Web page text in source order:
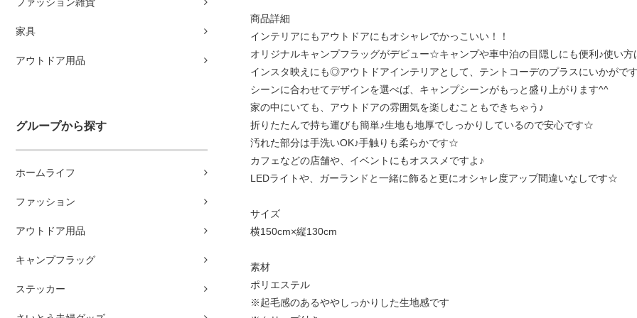
家具
アウトドア用品
グループから探す
ホームライフ
ファッション
アウトドア用品
キャンプフラッグ
ステッカー
商品詳細
インテリアにもアウトドアにもオシャレでかっこいい！！
オリジナルキャンプフラッグがデビュー☆キャンプや車中泊の目隠しにも便利♪使い
インスタ映えにも◎アウトドアインテリアとして、テントコーデのプラスにいかがで
シーンに合わせてデザインを選べば、キャンプシーンがもっと盛り上がります^^
家の中にいても、アウトドアの雰囲気を楽しむこともできちゃう♪
折りたたんで持ち運びも簡単♪生地も地厚でしっかりしているので安心です☆
汚れた部分は手洗いOK♪手触りも柔らかです☆
カフェなどの店舗や、イベントにもオススメですよ♪
LEDライトや、ガーランドと一緒に飾ると更にオシャレ度アップ間違いなしです☆
サイズ
横150cm×縦130cm
素材
ポリエステル
※起毛感のあるややしっかりした生地感です